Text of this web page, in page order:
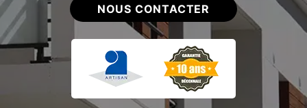
NOUS CONTACTER